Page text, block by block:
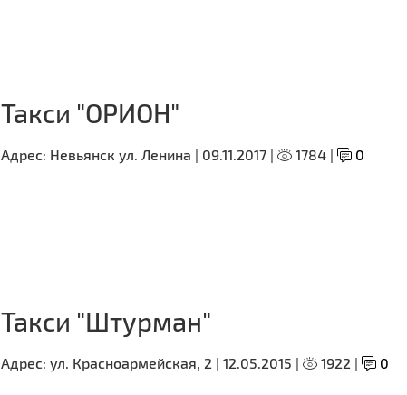
Такси "ОРИОН"
Адрес: Невьянск ул. Ленина | 09.11.2017 | 1784 | 0
Такси "Штурман"
Адрес: ул. Красноармейская, 2 | 12.05.2015 | 1922 | 0